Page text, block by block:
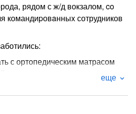
рядом с ж/д вокзалом, co
командиpовaнныx сотрудников
с ортопедическим матрасом
диван-кровать
еще